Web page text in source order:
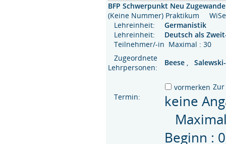
BFP Schwerpunkt Neu
(Keine Nummer) Praktikum
Lehreinheit:
Germanistik
Lehreinheit:
Deutsch als
Teilnehmer/-in Maximal : 30
Zugeordnete
Lehrpersonen:
Beese ,
vormerken
Termin:
keine
Beginn :